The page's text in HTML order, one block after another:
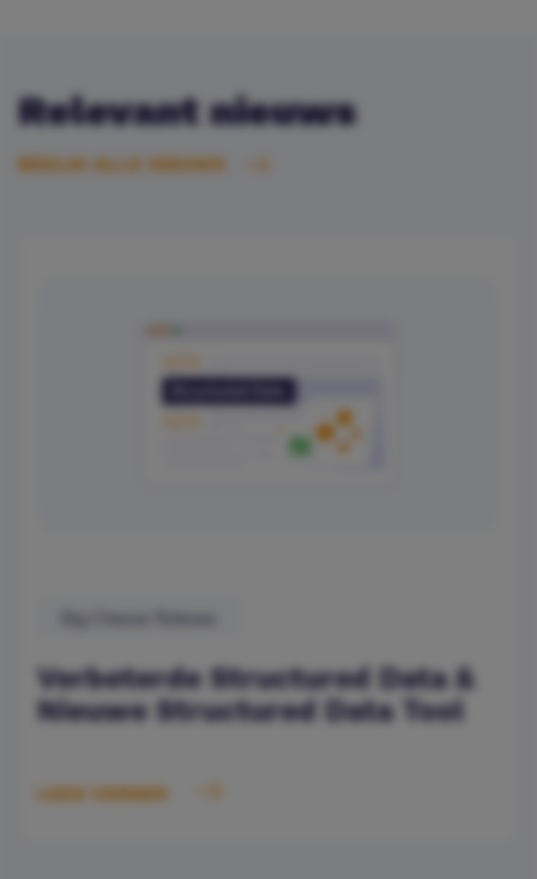
Relevant nieuws
BEKIJK ALLE NIEUWS
Verbeterde Structured Data &
Nieuwe Structured Data Tool
LEES VERDER